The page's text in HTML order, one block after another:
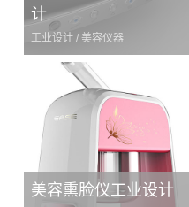
计
工业设计 / 美容仪器
美容熏脸仪工业设计